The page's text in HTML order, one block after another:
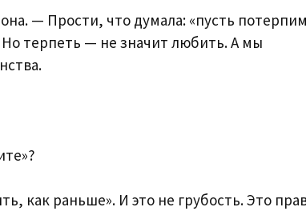
— Прости, что думала: «пусть потерпим
терпеть — не значит любить. А мы
как раньше». И это не грубость. Это